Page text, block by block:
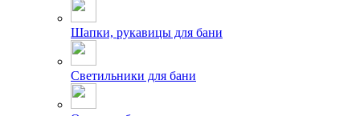
Шапки, рукавицы для бани
Светильники для бани